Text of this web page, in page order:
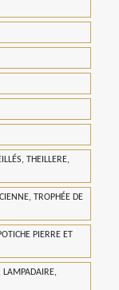
THEILLERE,
TROPHÉE DE
PIERRE ET